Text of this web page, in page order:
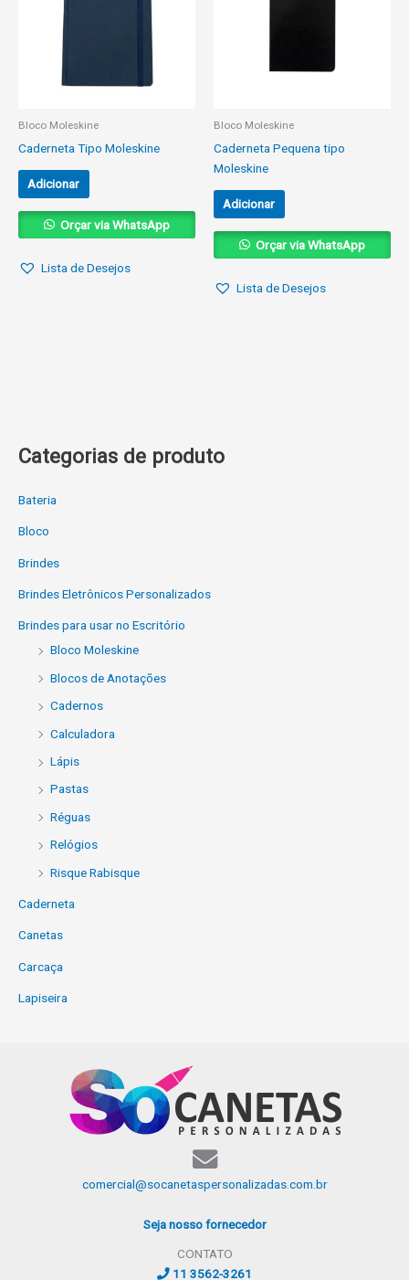
Categorias de produto
Bateria
Bloco
Brindes
Brindes Eletrônicos Personalizados
Brindes para usar no Escritório
Bloco Moleskine
Blocos de Anotações
Cadernos
Calculadora
Lápis
Pastas
Réguas
Relógios
Risque Rabisque
Caderneta
Canetas
Carcaça
Lapiseira
Bloco Moleskine
Caderneta Tipo Moleskine
Adicionar
Orçar via WhatsApp
Lista de Desejos
Bloco Moleskine
Caderneta Pequena tipo
Moleskine
Adicionar
Orçar via WhatsApp
Lista de Desejos
comercial@socanetaspersonalizadas.com.br
Seja nosso fornecedor
CONTATO
11 3562-3261